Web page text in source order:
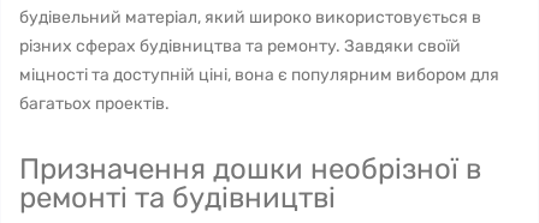
будівельний матеріал, який широко використовується в
різних сферах будівництва та ремонту. Завдяки своїй
міцності та доступній ціні, вона є популярним вибором для
багатьох проектів.
Призначення дошки необрізної в
ремонті та будівництві